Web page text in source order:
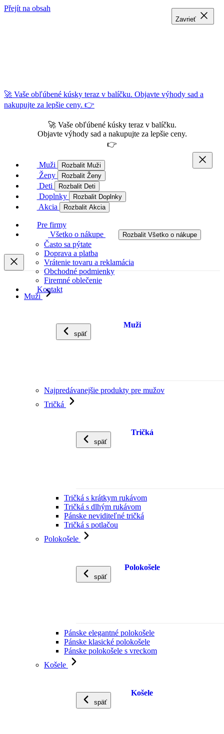
Přejít na obsah
🚀 Vaše obľúbené kúsky teraz v balíčku. Objavte výhody sad a
nakupujte za lepšie ceny. 👉
🚀 Vaše obľúbené kúsky teraz v balíčku.
Objavte výhody sad a nakupujte za lepšie ceny.
👉
Muži Rozbalit Muži
Ženy Rozbalit Ženy
Deti Rozbalit Deti
Doplnky Rozbalit Doplnky
Akcia Rozbalit Akcia
Pre firmy
Všetko o nákupe
Rozbalit Všetko o nákupe
Často sa pýtate
Doprava a platba
Vrátenie tovaru a reklamácia
Obchodné podmienky
Firemné oblečenie
Kontakt
Muži
späť
Muži
Najpredávanejšie produkty pre mužov
Tričká
späť
Tričká
Tričká s krátkym rukávom
Tričká s dlhým rukávom
Pánske neviditeľné tričká
Tričká s potlačou
Polokošele
späť
Polokošele
Pánske elegantné polokošele
Pánske klasické polokošele
Pánske polokošele s vreckom
Košele
späť
Košele
Zavrieť
Zavrieť
Zavrieť